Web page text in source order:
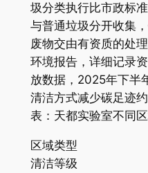
圾分类执行比市政标
与普通垃圾分开收集
废物交由有资质的处
环境报告，详细记录
放数据，2025年下半
清洁方式减少碳足迹约
表：天都实验室不同
区域类型
清洁等级